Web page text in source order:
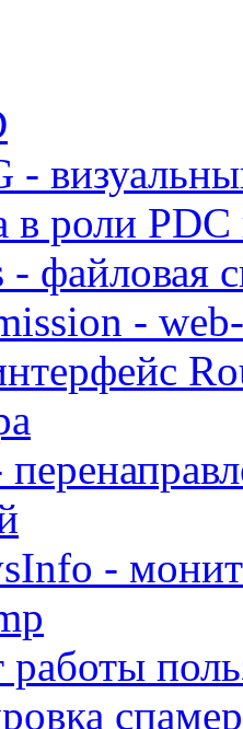
-
в роли
файловая
-
-
работы